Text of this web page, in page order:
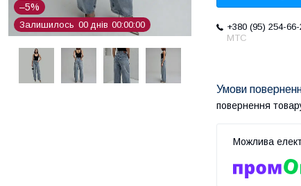
–5%
Залишилось 00 днів 00 00 00
+380 (95) 254-
МТС
повернення